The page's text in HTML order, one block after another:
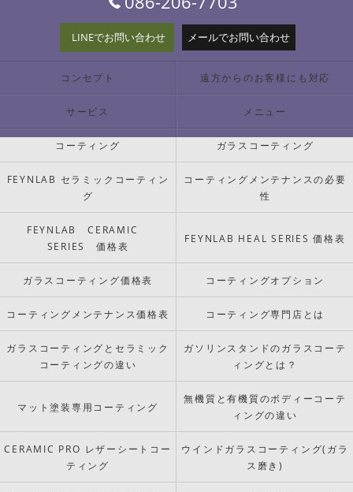
LINEでお問い合わせ メールでお問い合わせ
コンセプト 遠方からのお客様にも対応
サービス メニュー
コーティング ガラスコーティング
FEYNLAB セラミックコーティン
グ
コーティングメンテナンスの必要
性
FEYNLAB CERAMIC
SERIES 価格表
FEYNLAB HEAL SERIES 価格表
ガラスコーティング価格表 コーティングオプション
コーティングメンテナンス価格表 コーティング専門店とは
ガラスコーティングとセラミック
コーティングの違い
ガソリンスタンドのガラスコーテ
ィングとは？
マット塗装専用コーティング
無機質と有機質のボディーコーテ
ィングの違い
CERAMIC PRO レザーシートコー
ティング
ウインドガラスコーティング(ガラ
ス磨き)